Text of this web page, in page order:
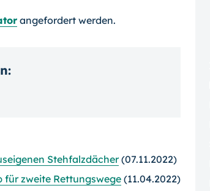
angefordert werden.
Stehfalzdächer(07.11.2022)
für zweite Rettungswege(11.04.2022)